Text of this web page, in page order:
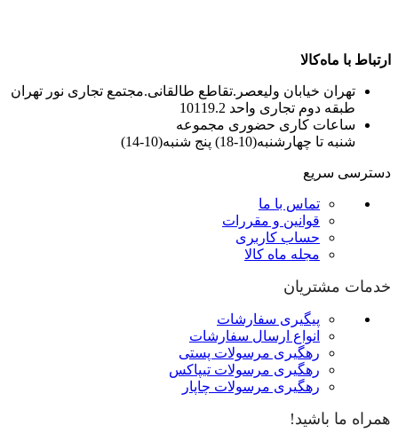
ارتباط با ماه‌کالا
تهران خیابان ولیعصر.تقاطع طالقانی.مجتمع تجاری نور تهران
طبقه دوم تجاری واحد 10119.2
ساعات کاری حضوری مجموعه
شنبه تا چهارشنبه(10-18) پنج شنبه(10-14)
دسترسی سریع
تماس با ما
قوانین و مقررات
حساب کاربری
مجله ماه کالا
خدمات مشتریان
پیگیری سفارشات
انواع ارسال سفارشات
رهگیری مرسولات پستی
رهگیری مرسولات تیپاکس
رهگیری مرسولات چاپار
همراه ما باشید!